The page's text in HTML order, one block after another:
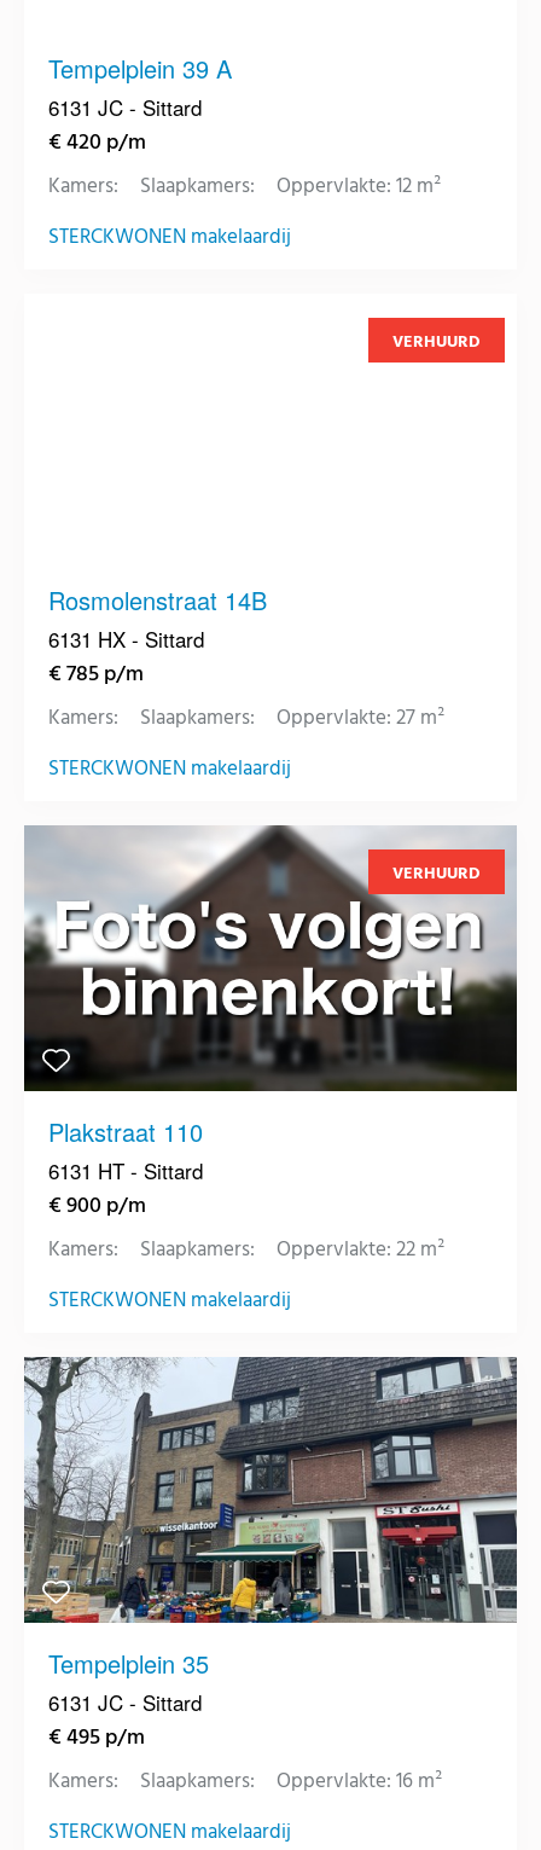
Tempelplein 39 A
6131 JC - Sittard
€ 420 p/m
Kamers: Slaapkamers:
Oppervlakte: 12 m²
STERCKWONEN makelaardij
VERHUURD
Rosmolenstraat 14B
6131 HX - Sittard
€ 785 p/m
Kamers: Slaapkamers:
Oppervlakte: 27 m²
STERCKWONEN makelaardij
VERHUURD
Plakstraat 110
6131 HT - Sittard
€ 900 p/m
Kamers: Slaapkamers:
Oppervlakte: 22 m²
STERCKWONEN makelaardij
Tempelplein 35
6131 JC - Sittard
€ 495 p/m
Kamers: Slaapkamers:
Oppervlakte: 16 m²
STERCKWONEN makelaardij